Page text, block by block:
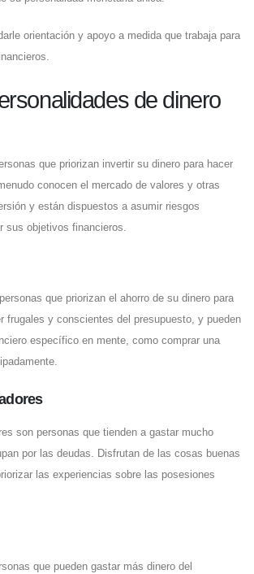
orientación y apoyo a medida que trabaja para
de dinero
que priorizan invertir su dinero para hacer
conocen el mercado de valores y otras
y están dispuestos a asumir riesgos
sus objetivos financieros.
que priorizan el ahorro de su dinero para
frugales y conscientes del presupuesto, y pueden
específico en mente, como comprar una
son personas que tienden a gastar mucho
por las deudas. Disfrutan de las cosas buenas
las experiencias sobre las posesiones
que pueden gastar más dinero del